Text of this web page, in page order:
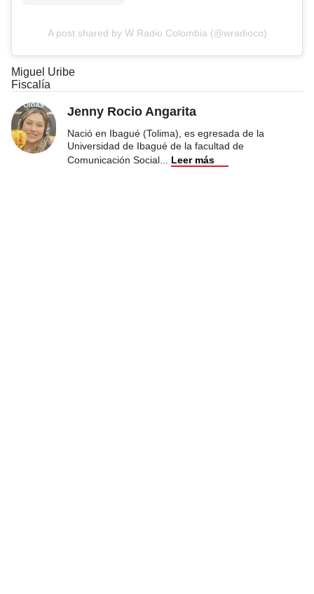
A post shared by W Radio Colombia (@wradioco)
Miguel Uribe
Fiscalía
Jenny Rocio Angarita
Nació en Ibagué (Tolima), es egresada de la
Universidad de Ibagué de la facultad de
Comunicación Social
Leer más